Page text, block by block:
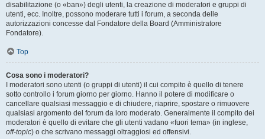
disabilitazione (o «ban») degli utenti, la creazione di moderatori e gruppi di
utenti, ecc. Inoltre, possono moderare tutti i forum, a seconda delle
autorizzazioni concesse dal Fondatore della Board (Amministratore
Fondatore).
Top
Cosa sono i moderatori?
I moderatori sono utenti (o gruppi di utenti) il cui compito è quello di tenere
sotto controllo i forum giorno per giorno. Hanno il potere di modificare o
cancellare qualsiasi messaggio e di chiudere, riaprire, spostare o rimuovere
qualsiasi argomento del forum da loro moderato. Generalmente il compito dei
moderatori è quello di evitare che gli utenti vadano «fuori tema» (in inglese,
off-topic) o che scrivano messaggi oltraggiosi ed offensivi.